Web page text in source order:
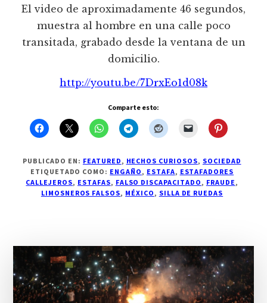
El video de aproximadamente 46 segundos,
muestra al hombre en una calle poco
transitada, grabado desde la ventana de un
domicilio.
http://youtu.be/7DrxEo1d08k
Comparte esto:
PUBLICADO EN: FEATURED, HECHOS CURIOSOS, SOCIEDAD
ETIQUETADO COMO: ENGAÑO, ESTAFA, ESTAFADORES
CALLEJEROS, ESTAFAS, FALSO DISCAPACITADO, FRAUDE,
LIMOSNEROS FALSOS, MÉXICO, SILLA DE RUEDAS